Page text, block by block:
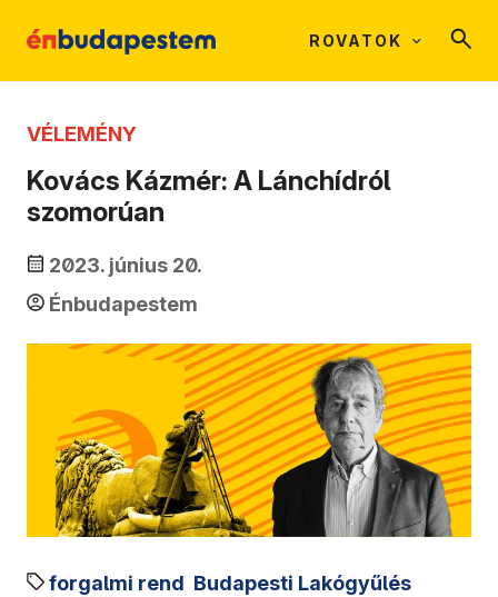
ROVATOK
VÉLEMÉNY
Kovács Kázmér: A Lánchídról
szomorúan
2023. június 20.
Énbudapestem
forgalmi rend Budapesti Lakógyűlés